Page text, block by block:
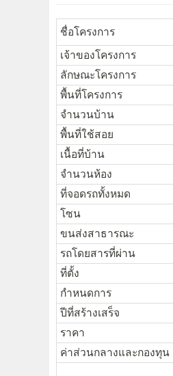
ชื่อโครงการ
เจ้าของโครงการ
ลักษณะโครงการ
พื้นที่โครงการ
จำนวนบ้าน
พื้นที่ใช้สอย
เนื้อที่บ้าน
จำนวนห้อง
ที่จอดรถทั้งหมด
โซน
ขนส่งสาธารณะ
รถโดยสารที่ผ่าน
ที่ตั้ง
กำหนดการ
ปีที่สร้างเสร็จ
ราคา
ค่าส่วนกลางและกองทุน